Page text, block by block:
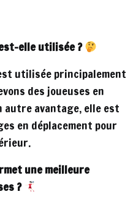
est-elle utilisée ?
est utilisée principalement
des joueuses en
autre avantage, elle est
en déplacement pour
une meilleure
?